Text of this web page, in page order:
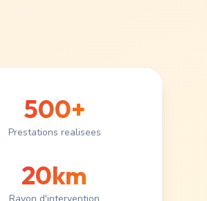
500+
Prestations realisees
20km